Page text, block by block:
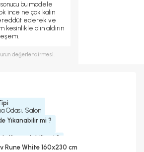
bu modele
ince ne çok kalın
ederek ve
kesinlikle alın aldırın
ürün değerlendirmesi.
Odası, Salon
Yıkanabilir mi ?
Kurutulabilir mi ?
Rune White 160x230 cm